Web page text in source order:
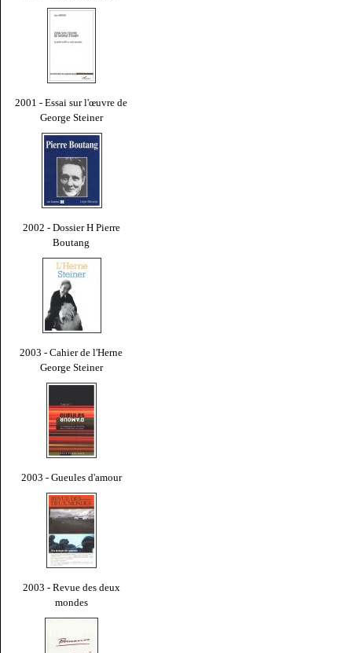
2001 - Essai sur l'œuvre de
George Steiner
2002 - Dossier H Pierre
Boutang
2003 - Cahier de l'Herne
George Steiner
2003 - Gueules d'amour
2003 - Revue des deux
mondes